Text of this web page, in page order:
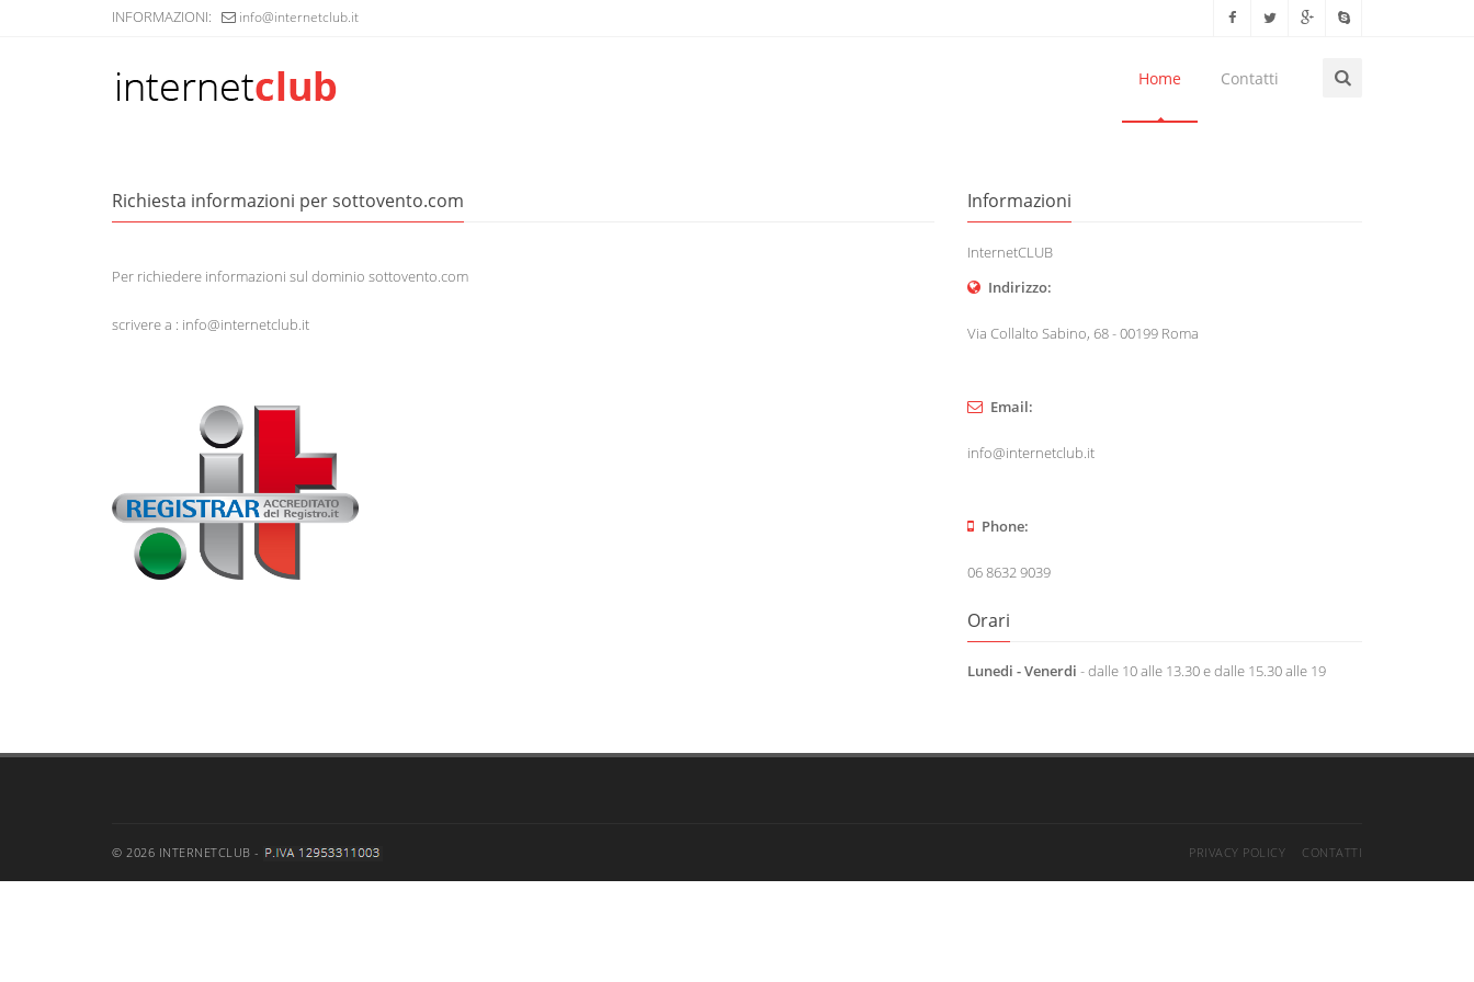
INFORMAZIONI: info@internetclub.it
Home Contatti
Richiesta informazioni per sottovento.com
Per richiedere informazioni sul dominio sottovento.com
scrivere a : info@internetclub.it
Informazioni
InternetCLUB
Indirizzo:
Via Collalto Sabino, 68 - 00199 Roma
Email:
info@internetclub.it
Phone:
06 8632 9039
Orari
Lunedi - Venerdi - dalle 10 alle 13.30 e dalle 15.30 alle 19
© 2026 INTERNETCLUB - PRIVACY POLICY CONTATTI